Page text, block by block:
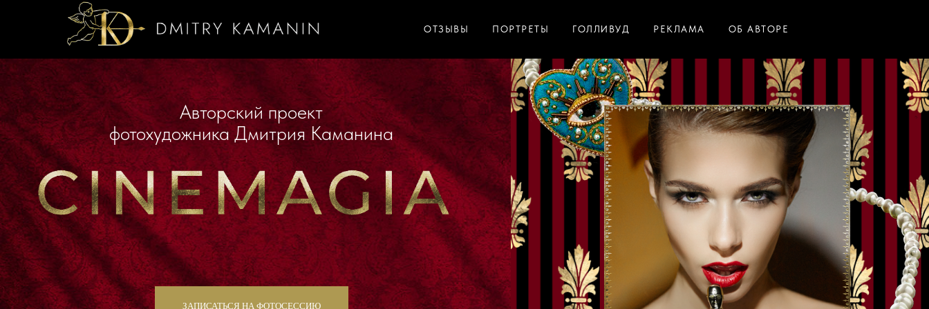
ОТЗЫВЫ ПОРТРЕТЫ ГОЛЛИВУД РЕКЛАМА ОБ АВТОРЕ
Авторский проект
фотохудожника Дмитрия Каманина
ЗАПИСАТЬСЯ НА ФОТОСЕССИЮ